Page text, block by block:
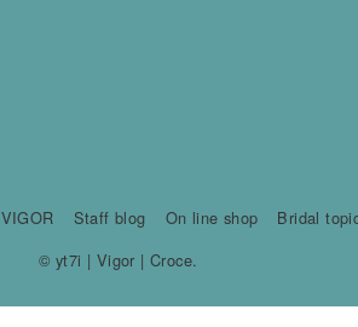
VIGOR Staff blog On line shop
Bridal
© yt7i | Vigor | Croce.